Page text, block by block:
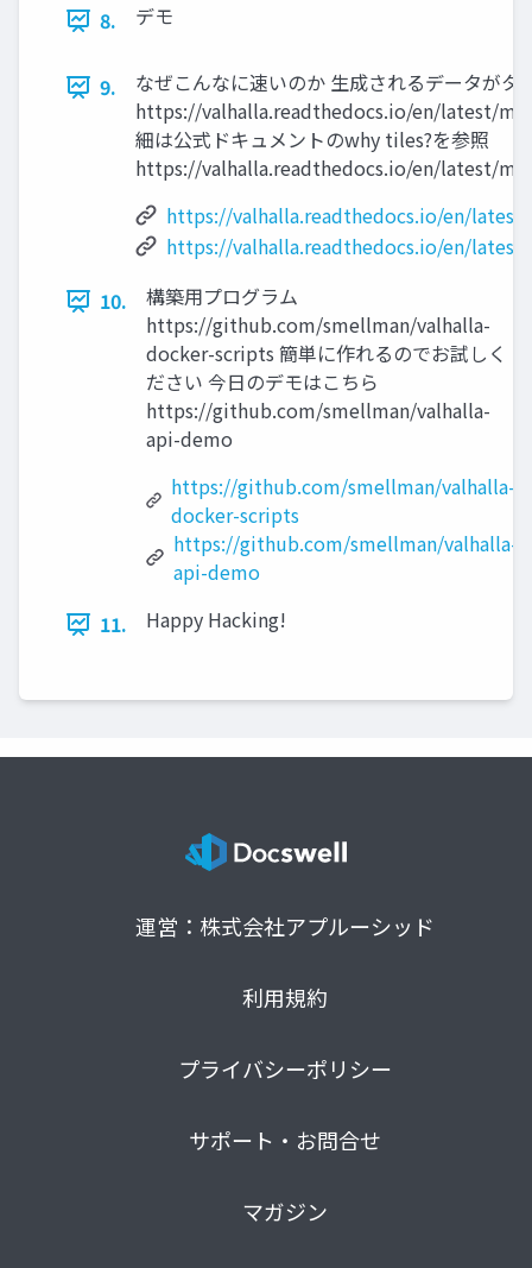
8. デモ
9.
なぜこんなに速いのか 生成されるデータがタ
https://valhalla.readthedocs.io/en/latest/
細は公式ドキュメントのwhy tiles?を参照
https://valhalla.readthedocs.io/en/latest/
https://valhalla.readthedocs.io/en/
https://valhalla.readthedocs.io/en/
10.
構築用プログラム
https://github.com/smellman/valhalla-
docker-scripts 簡単に作れるのでお試しく
ださい 今日のデモはこちら
https://github.com/smellman/valhalla-
api-demo
https://github.com/smellman/valhalla-
docker-scripts
https://github.com/smellman/valhalla-
api-demo
11.
Happy Hacking!
運営：株式会社アプルーシッド
利用規約
プライバシーポリシー
サポート・お問合せ
マガジン